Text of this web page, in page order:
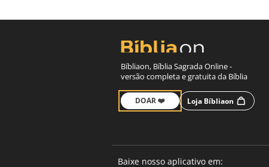
Bíbliaon, Bíblia Sagrada Online -
versão completa e gratuita da Bíblia
DOAR ❤️ Loja Bíbliaon
Baixe nosso aplicativo em: